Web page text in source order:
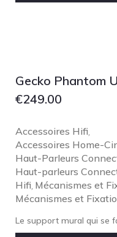
Gecko Phantom
€249.00
Accessoires Hifi
Accessoires Home-
Haut-Parleurs
Haut-parleurs
Hifi Mécanismes et
Mécanismes et
Le support mural qui se